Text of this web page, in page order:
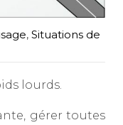
,Situations de
lourds.
gérer toutes